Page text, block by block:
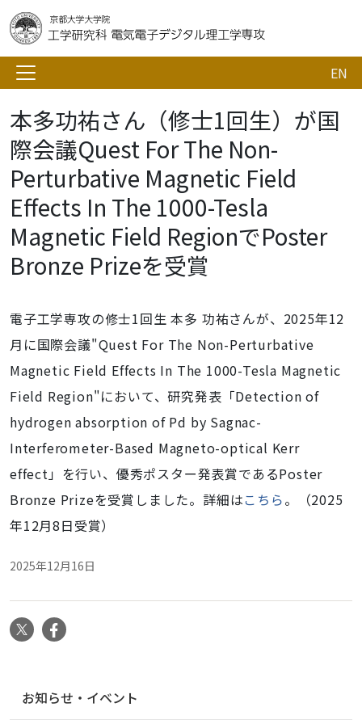
EN
本多功祐さん（修士1回生）が国
際会議Quest For The Non-
Perturbative Magnetic Field
Effects In The 1000-Tesla
Magnetic Field RegionでPoster
Bronze Prizeを受賞
電子工学専攻の修士1回生 本多 功祐さんが、2025年12
月に国際会議"Quest For The Non-Perturbative
Magnetic Field Effects In The 1000-Tesla Magnetic
Field Region"において、研究発表「Detection of
hydrogen absorption of Pd by Sagnac-
Interferometer-Based Magneto-optical Kerr
effect」を行い、優秀ポスター発表賞であるPoster
Bronze Prizeを受賞しました。詳細はこちら。（2025
年12月8日受賞）
2025年12月16日
X
お知らせ・イベント